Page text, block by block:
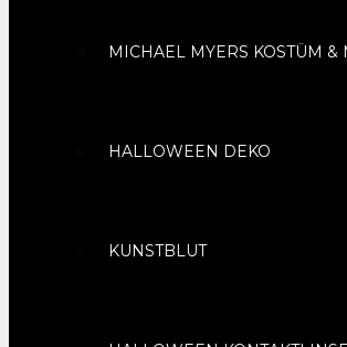
MICHAEL MYERS KOSTÜM &
HALLOWEEN DEKO
KUNSTBLUT